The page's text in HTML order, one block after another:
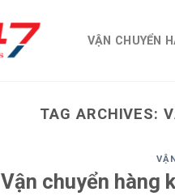
VẬN CHUYỂN
TAG ARCHIVES:
Vận chuyển hàng